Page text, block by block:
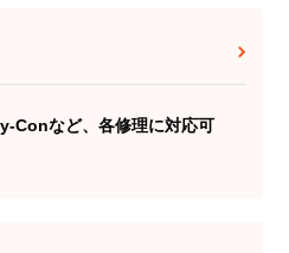
など、各修理に対応可